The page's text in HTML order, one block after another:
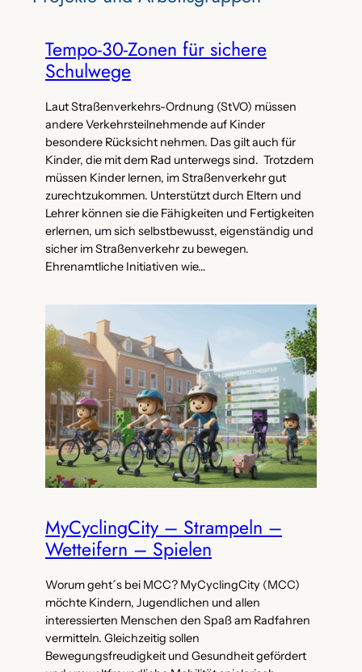
Tempo-30-Zonen für sichere
Schulwege
Laut Straßenverkehrs-Ordnung (StVO) müssen
andere Verkehrsteilnehmende auf Kinder
besondere Rücksicht nehmen. Das gilt auch für
Kinder, die mit dem Rad unterwegs sind. Trotzdem
müssen Kinder lernen, im Straßenverkehr gut
zurechtzukommen. Unterstützt durch Eltern und
Lehrer können sie die Fähigkeiten und Fertigkeiten
erlernen, um sich selbstbewusst, eigenständig und
sicher im Straßenverkehr zu bewegen.
Ehrenamtliche Initiativen wie…
MyCyclingCity – Strampeln –
Wetteifern – Spielen
Worum geht´s bei MCC? MyCyclingCity (MCC)
möchte Kindern, Jugendlichen und allen
interessierten Menschen den Spaß am Radfahren
vermitteln. Gleichzeitig sollen
Bewegungsfreudigkeit und Gesundheit gefördert